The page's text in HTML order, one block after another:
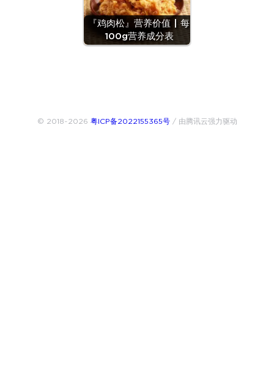
『鸡肉松』营养价值 | 每
100g营养成分表
© 2018~2026 粤ICP备2022155365号/ 由腾讯云强力驱动